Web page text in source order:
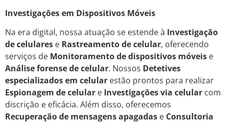
Investigações em Dispositivos Móveis
Na era digital, nossa atuação se estende à Investigação
de celulares e Rastreamento de celular, oferecendo
serviços de Monitoramento de dispositivos móveis e
Análise forense de celular. Nossos Detetives
especializados em celular estão prontos para realizar
Espionagem de celular e Investigações via celular com
discrição e eficácia. Além disso, oferecemos
Recuperação de mensagens apagadas e Consultoria